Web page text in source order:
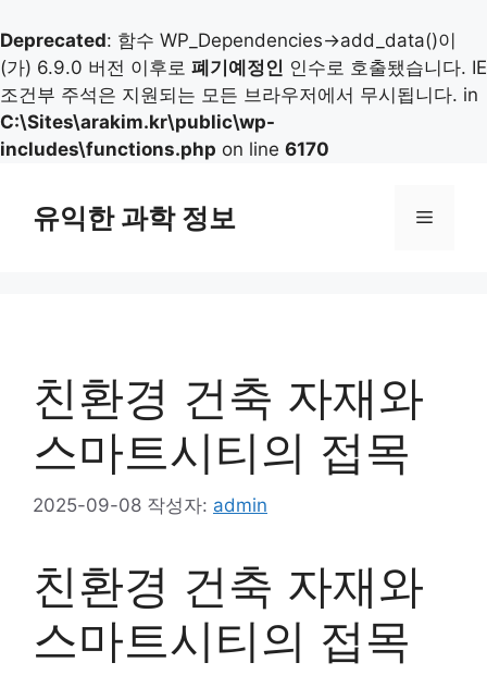
Deprecated: 함수 WP_Dependencies->add_data()이
(가) 6.9.0 버전 이후로 폐기예정인 인수로 호출됐습니다. IE
조건부 주석은 지원되는 모든 브라우저에서 무시됩니다. in
C:\Sites\arakim.kr\public\wp-
includes\functions.php on line 6170
유익한 과학 정보 메
친환경 건축 자재와
스마트시티의 접목
2025-09-08 작성자: admin
친환경 건축 자재와
스마트시티의 접목